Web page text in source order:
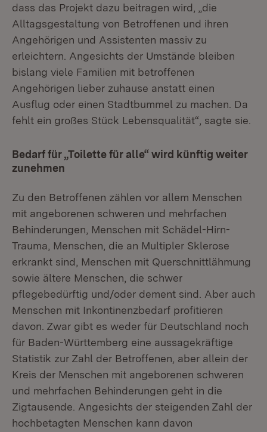
dass das Projekt dazu beitragen wird, „die
Alltagsgestaltung von Betroffenen und ihren
Angehörigen und Assistenten massiv zu
erleichtern. Angesichts der Umstände bleiben
bislang viele Familien mit betroffenen
Angehörigen lieber zuhause anstatt einen
Ausflug oder einen Stadtbummel zu machen. Da
fehlt ein großes Stück Lebensqualität“, sagte sie.
Bedarf für „Toilette für alle“ wird künftig weiter
zunehmen
Zu den Betroffenen zählen vor allem Menschen
mit angeborenen schweren und mehrfachen
Behinderungen, Menschen mit Schädel-Hirn-
Trauma, Menschen, die an Multipler Sklerose
erkrankt sind, Menschen mit Querschnittlähmung
sowie ältere Menschen, die schwer
pflegebedürftig und/oder dement sind. Aber auch
Menschen mit Inkontinenzbedarf profitieren
davon. Zwar gibt es weder für Deutschland noch
für Baden-Württemberg eine aussagekräftige
Statistik zur Zahl der Betroffenen, aber allein der
Kreis der Menschen mit angeborenen schweren
und mehrfachen Behinderungen geht in die
Zigtausende. Angesichts der steigenden Zahl der
hochbetagten Menschen kann davon